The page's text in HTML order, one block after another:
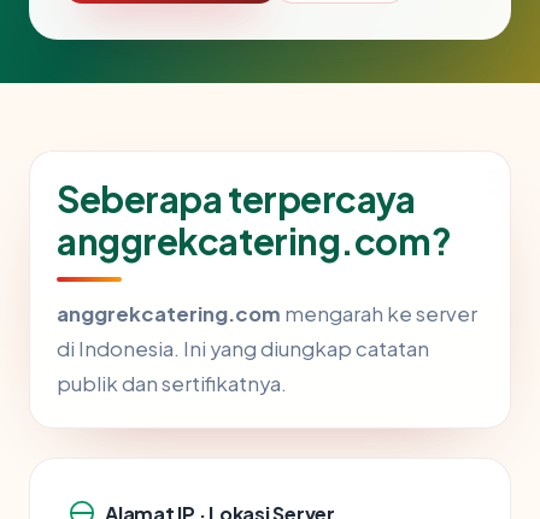
Seberapa terpercaya
anggrekcatering.com?
anggrekcatering.com mengarah ke server
di Indonesia. Ini yang diungkap catatan
publik dan sertifikatnya.
Alamat IP · Lokasi Server